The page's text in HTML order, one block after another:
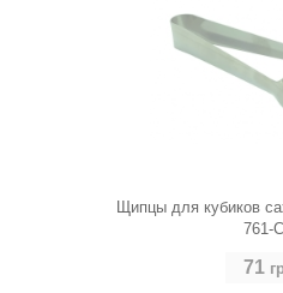
Щипцы для кубиков
761-
71